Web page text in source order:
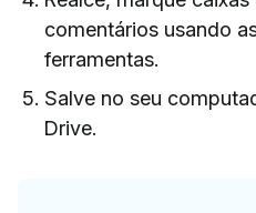
comentários usando
ferramentas.
Salve no seu
Drive.